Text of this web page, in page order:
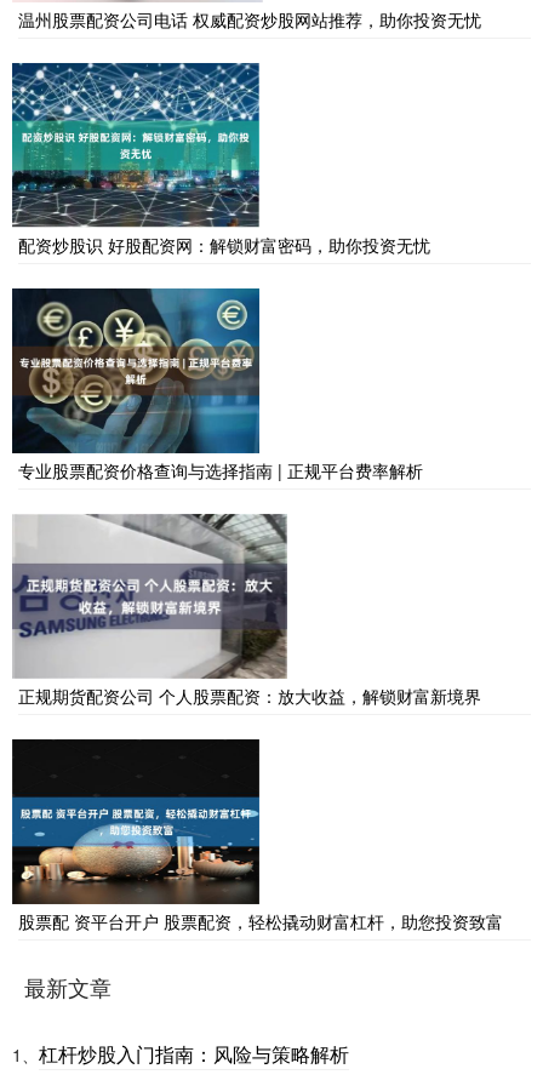
温州股票配资公司电话 权威配资炒股网站推荐，助你投资无忧
配资炒股识 好股配资网：解锁财富密码，助你投资无忧
专业股票配资价格查询与选择指南 | 正规平台费率解析
正规期货配资公司 个人股票配资：放大收益，解锁财富新境界
股票配 资平台开户 股票配资，轻松撬动财富杠杆，助您投资致富
最新文章
1、 杠杆炒股入门指南：风险与策略解析